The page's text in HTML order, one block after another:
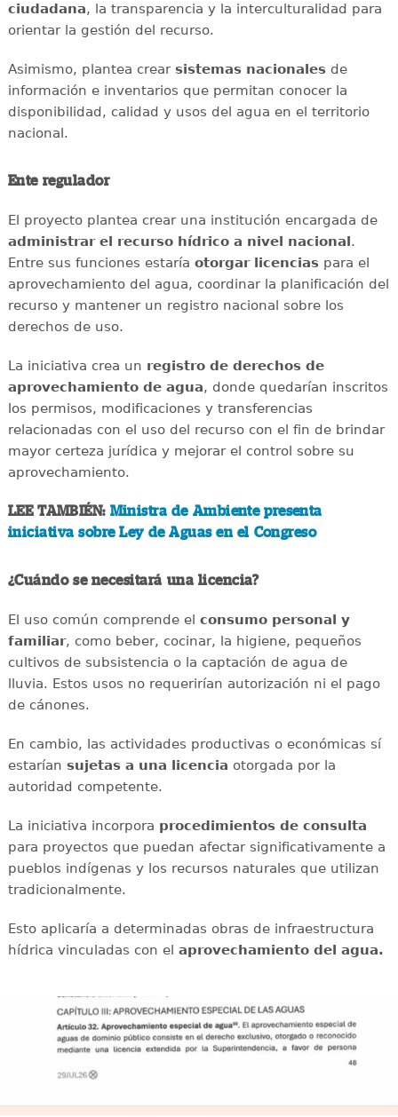
ciudadana, la transparencia y la interculturalidad para
orientar la gestión del recurso.
Asimismo, plantea crear sistemas nacionalesde
información e inventarios que permitan conocer la
disponibilidad, calidad y usos del agua en el territorio
nacional.
Ente regulador
El proyecto plantea crear una institución encargada de
administrar el recurso hídrico a nivel nacional.
Entre sus funciones estaría otorgar licenciaspara el
aprovechamiento del agua, coordinar la planificación del
recurso y mantener un registro nacional sobre los
derechos de uso.
La iniciativa crea un registro de derechos de
aprovechamiento de agua, donde quedarían inscritos
los permisos, modificaciones y transferencias
relacionadas con el uso del recurso con el fin de brindar
mayor certeza jurídica y mejorar el control sobre su
aprovechamiento.
LEE TAMBIÉN: Ministra de Ambiente presenta
iniciativa sobre Ley de Aguas en el Congreso
¿Cuándo se necesitará una licencia?
El uso común comprende el consumo personal y
familiar, como beber, cocinar, la higiene, pequeños
cultivos de subsistencia o la captación de agua de
lluvia. Estos usos no requerirían autorización ni el pago
de cánones.
En cambio, las actividades productivas o económicas sí
estarían sujetas a una licencia otorgada por la
autoridad competente.
La iniciativa incorpora procedimientos de consulta
para proyectos que puedan afectar significativamente a
pueblos indígenas y los recursos naturales que utilizan
tradicionalmente.
Esto aplicaría a determinadas obras de infraestructura
hídrica vinculadas con el aprovechamiento del agua.